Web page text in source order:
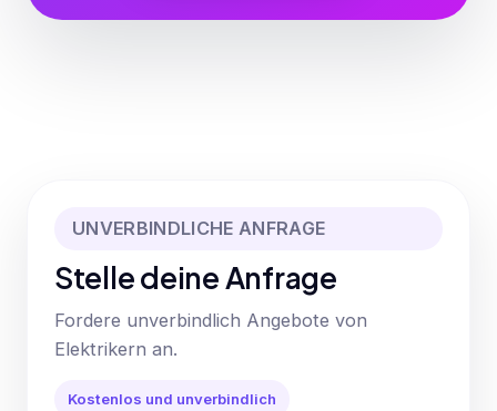
UNVERBINDLICHE ANFRAGE
Stelle deine Anfrage
Fordere unverbindlich Angebote von
Elektrikern an.
Kostenlos und unverbindlich